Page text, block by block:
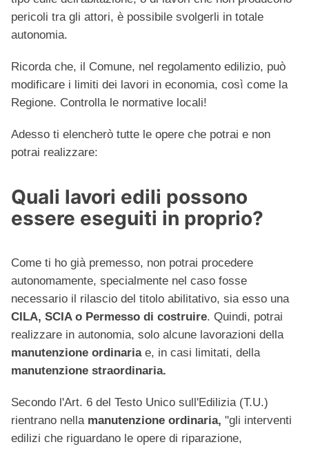
pericoli tra gli attori, è possibile svolgerli in totale
autonomia.
Ricorda che, il Comune, nel regolamento edilizio, può
modificare i limiti dei lavori in economia, così come la
Regione. Controlla le normative locali!
Adesso ti elencherò tutte le opere che potrai e non
potrai realizzare:
Quali lavori edili possono
essere eseguiti in proprio?
Come ti ho già premesso, non potrai procedere
autonomamente, specialmente nel caso fosse
necessario il rilascio del titolo abilitativo, sia esso una
CILA, SCIA o Permesso di costruire. Quindi, potrai
realizzare in autonomia, solo alcune lavorazioni della
manutenzione ordinaria e, in casi limitati, della
manutenzione straordinaria.
Secondo l'Art. 6 del Testo Unico sull'Edilizia (T.U.)
rientrano nella manutenzione ordinaria, "gli interventi
edilizi che riguardano le opere di riparazione,